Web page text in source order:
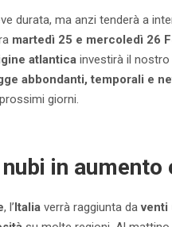
durata, ma anzi tenderà a
martedì 25 e mercoledì 26
atlantica investirà il
abbondanti, temporali e
giorni.
in aumento
, l’Italia verrà raggiunta daventi